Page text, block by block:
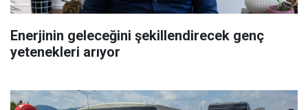
Enerjinin geleceğini şekillendirecek genç
yetenekleri arıyor